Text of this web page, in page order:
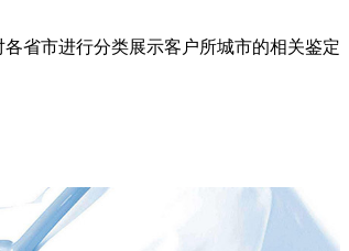
省市进行分类展示客户所城市的相关鉴定